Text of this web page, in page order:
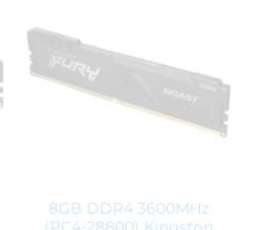
8GB DDR4 3600MHz